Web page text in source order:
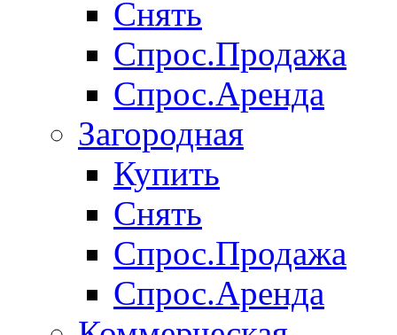
Снять
Спрос.Продажа
Спрос.Аренда
Загородная
Купить
Снять
Спрос.Продажа
Спрос.Аренда